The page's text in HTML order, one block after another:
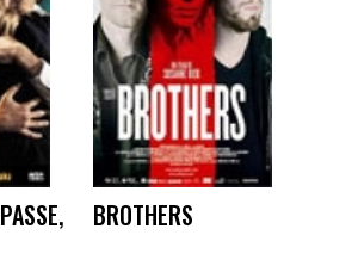
BROTHERS